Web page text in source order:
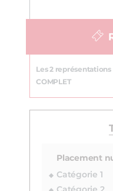
Les 2
COMPLET
Placement
Catégorie 1